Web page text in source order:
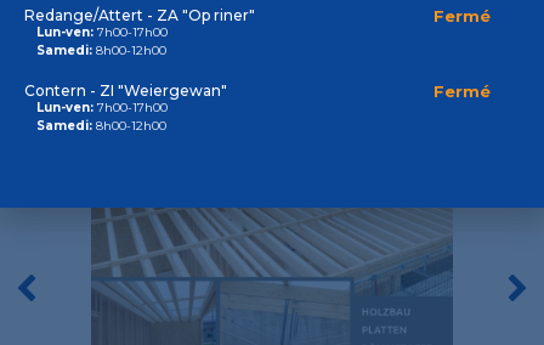
Redange/Attert - ZA "Op riner"
Lun-ven: 7h00-17h00
Samedi: 8h00-12h00
Fermé
Contern - ZI "Weiergewan"
Lun-ven: 7h00-17h00
Samedi: 8h00-12h00
Fermé